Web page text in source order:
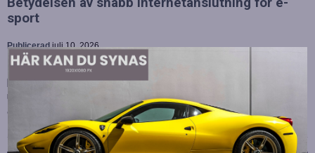
sport
Publicerad juli 10, 2026
E-sport har utvecklats från att vara en hobby till en
professionell disciplin där varje millisekund kan avgöra
utgången av en tävling. Spelare lägger stor vikt vid hårdvara
och spelmekaniker, men…